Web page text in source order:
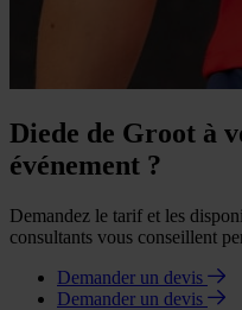
Diede de Groot à
événement ?
Demandez le tarif et les
consultants vous conseillent
Demander un devis
Demander un devis